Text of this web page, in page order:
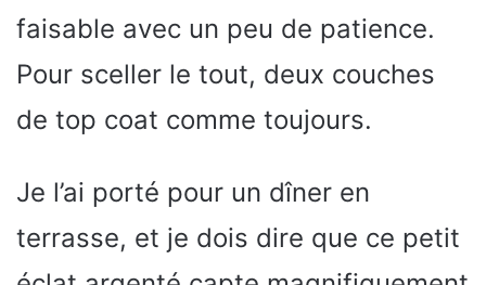
faisable avec un peu de patience.
Pour sceller le tout, deux couches
de top coat comme toujours.
Je l’ai porté pour un dîner en
terrasse, et je dois dire que ce petit